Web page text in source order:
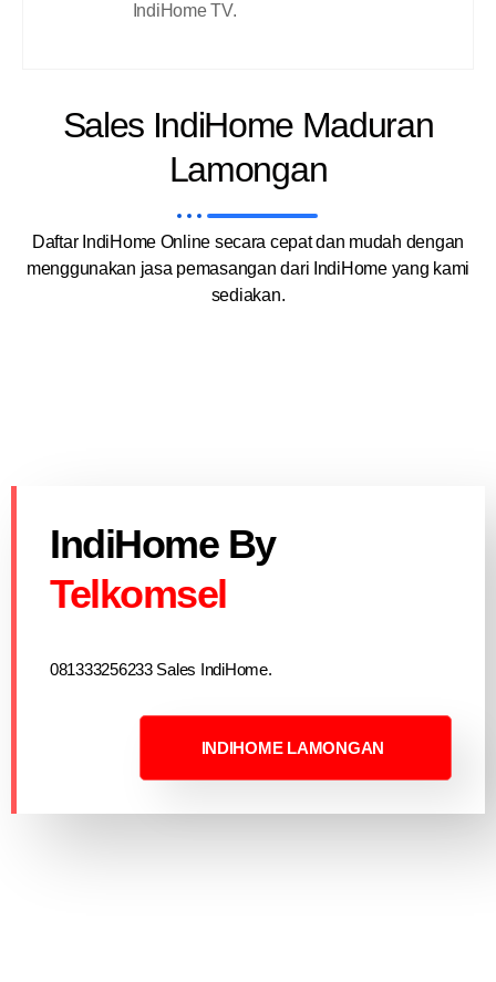
IndiHome TV.
Sales IndiHome Maduran
Lamongan
Daftar IndiHome Online secara cepat dan mudah dengan
menggunakan jasa pemasangan dari IndiHome yang kami
sediakan.
IndiHome By
Telkomsel
081333256233 Sales IndiHome.
INDIHOME LAMONGAN